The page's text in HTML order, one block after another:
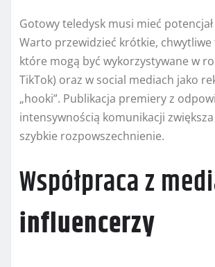
Gotowy teledysk musi mieć potencjał
Warto przewidzieć krótkie,
które mogą być wykorzystywane w
TikTok) oraz w social mediach jako
„hooki”. Publikacja premiery z
intensywnością komunikacji
szybkie rozpowszechnienie.
Współpraca z
influencerzy